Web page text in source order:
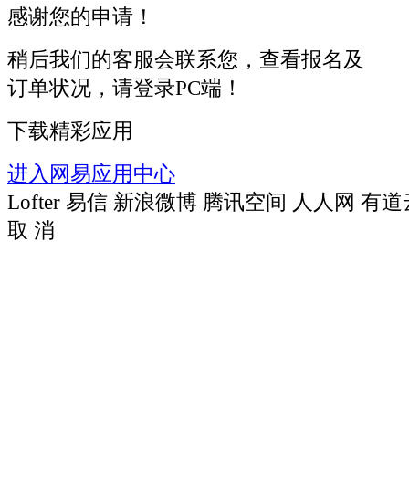
感谢您的申请！
稍后我们的客服会联系您，查看报名及
订单状况，请登录PC端！
下载精彩应用
进入网易应用中心
Lofter 易信 新浪微博 腾讯空间 人人网 有道
取 消